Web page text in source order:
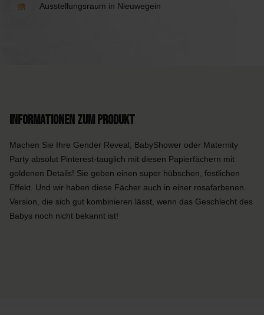
Ausstellungsraum in Nieuwegein
Informationen zum Produkt
Machen Sie Ihre Gender Reveal, BabyShower oder Maternity
Party absolut Pinterest-tauglich mit diesen Papierfächern mit
goldenen Details! Sie geben einen super hübschen, festlichen
Effekt. Und wir haben diese Fächer auch in einer rosafarbenen
Version, die sich gut kombinieren lässt, wenn das Geschlecht des
Babys noch nicht bekannt ist!